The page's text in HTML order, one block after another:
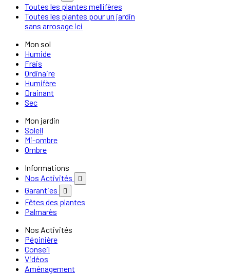
Toutes les plantes mellifères
Toutes les plantes pour un jardin
sans arrosage ici
Mon sol
Humide
Frais
Ordinaire
Humifère
Drainant
Sec
Mon jardin
Soleil
Mi-ombre
Ombre
Informations
Nos Activités

Garanties 
Fêtes des plantes
Palmarès
Nos Activités
Pépinière
Conseil
Vidéos
Aménagement